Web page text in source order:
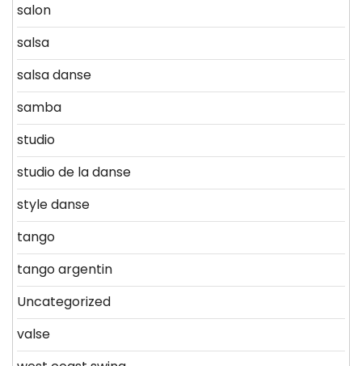
salon
salsa
salsa danse
samba
studio
studio de la danse
style danse
tango
tango argentin
Uncategorized
valse